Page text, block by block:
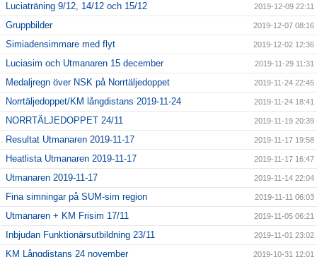
Luciaträning 9/12, 14/12 och 15/12 2019-12-09 22:11
Gruppbilder 2019-12-07 08:16
Simiadensimmare med flyt 2019-12-02 12:36
Luciasim och Utmanaren 15 december 2019-11-29 11:31
Medaljregn över NSK på Norrtäljedoppet 2019-11-24 22:45
Norrtäljedoppet/KM långdistans 2019-11-24 2019-11-24 18:41
NORRTÄLJEDOPPET 24/11 2019-11-19 20:39
Resultat Utmanaren 2019-11-17 2019-11-17 19:58
Heatlista Utmanaren 2019-11-17 2019-11-17 16:47
Utmanaren 2019-11-17 2019-11-14 22:04
Fina simningar på SUM-sim region 2019-11-11 06:03
Utmanaren + KM Frisim 17/11 2019-11-05 06:21
Inbjudan Funktionärsutbildning 23/11 2019-11-01 23:02
KM Långdistans 24 november 2019-10-31 12:01